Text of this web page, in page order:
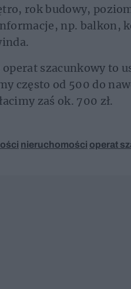
rok budowy,
np. balkon,
szacunkowy to
często od 500 do
zaś ok. 700 zł.
nieruchomości operat